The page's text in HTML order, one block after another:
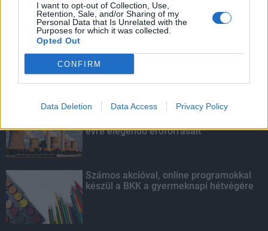
I want to opt-out of Collection, Use,
Retention, Sale, and/or Sharing of my
Personal Data that Is Unrelated with the
Purposes for which it was collected.
Opted Out
CONFIRM
Data Deletion Data Access Privacy Policy
LEGOLVASOTTABB
vehet a növényzet korai fejlődése
Túlfogyasztás napja - július 30-ra
évre elegendő erőforrásait
Számos akcióval, online programokkal
készül a BKK a gyermeknapi hétvégére